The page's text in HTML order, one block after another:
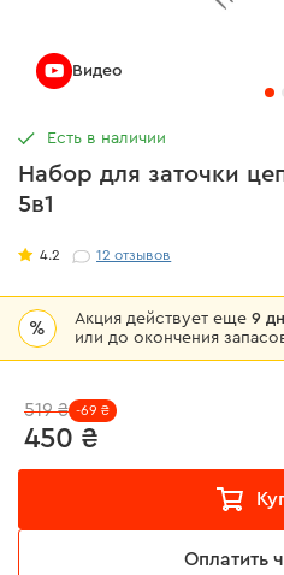
Набор для заточки
5в1
4.2 12отзывов
% Акция действует еще9
или до окончения
450 ₴
519 ₴ -69 ₴
Оплатить
Есть в наличии
Видео